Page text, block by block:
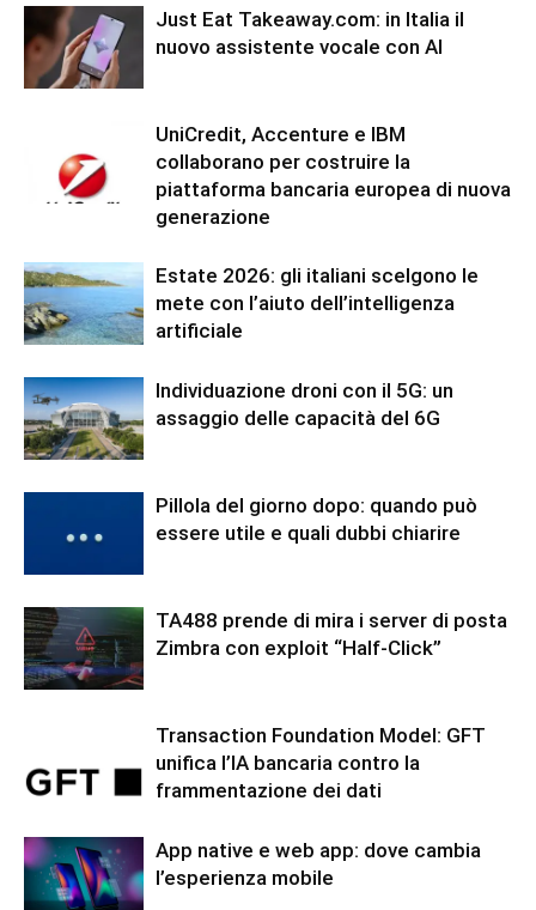
Just Eat Takeaway.com: in Italia il
nuovo assistente vocale con AI
UniCredit, Accenture e IBM
collaborano per costruire la
piattaforma bancaria europea di nuova
generazione
Estate 2026: gli italiani scelgono le
mete con l’aiuto dell’intelligenza
artificiale
Individuazione droni con il 5G: un
assaggio delle capacità del 6G
Pillola del giorno dopo: quando può
essere utile e quali dubbi chiarire
TA488 prende di mira i server di posta
Zimbra con exploit “Half-Click”
Transaction Foundation Model: GFT
unifica l’IA bancaria contro la
frammentazione dei dati
App native e web app: dove cambia
l’esperienza mobile